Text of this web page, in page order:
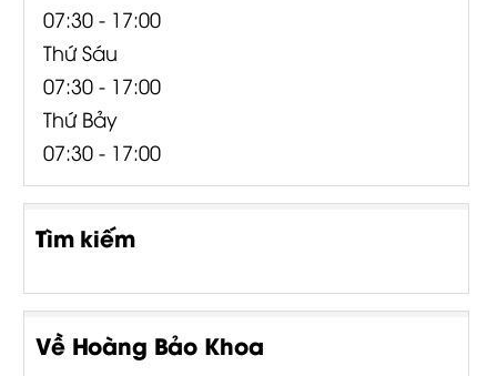
07:30 - 17:00
Thứ Sáu
07:30 - 17:00
Thứ Bảy
07:30 - 17:00
Tìm kiếm
Về Hoàng Bảo Khoa